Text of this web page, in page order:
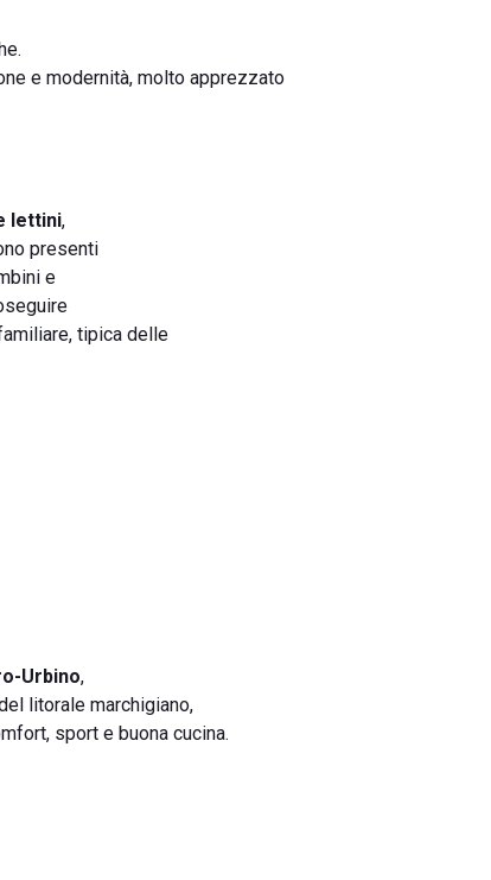
e modernità, molto apprezzato
lettini,
presenti
e
tipica delle
Urbino,
litorale marchigiano,
sport e buona cucina.